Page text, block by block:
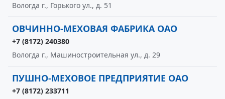
Вологда г., Горького ул., д. 51
ОВЧИННО-МЕХОВАЯ ФАБРИКА ОАО
+7 (8172) 240380
Вологда г., Машиностроительная ул., д. 29
ПУШНО-МЕХОВОЕ ПРЕДПРИЯТИЕ ОАО
+7 (8172) 233711